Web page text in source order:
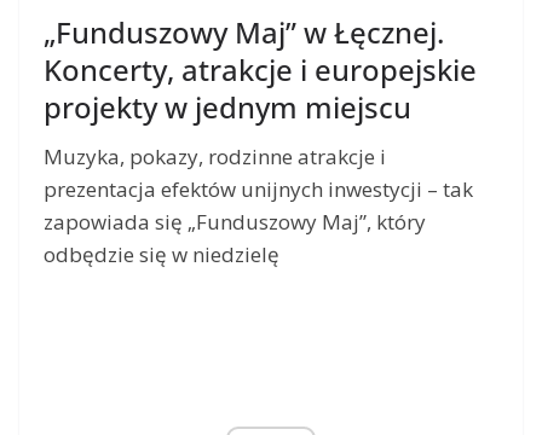
„Funduszowy Maj” w Łęcznej.
Koncerty, atrakcje i europejskie
projekty w jednym miejscu
Muzyka, pokazy, rodzinne atrakcje i
prezentacja efektów unijnych inwestycji – tak
zapowiada się „Funduszowy Maj”, który
odbędzie się w niedzielę